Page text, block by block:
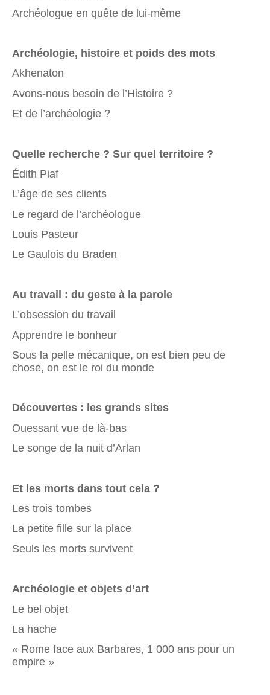
Archéologue en quête de lui-même
Archéologie, histoire et poids des mots
Akhenaton
Avons-nous besoin de l’Histoire ?
Et de l’archéologie ?
Quelle recherche ? Sur quel territoire ?
Édith Piaf
L’âge de ses clients
Le regard de l’archéologue
Louis Pasteur
Le Gaulois du Braden
Au travail : du geste à la parole
L’obsession du travail
Apprendre le bonheur
Sous la pelle mécanique, on est bien peu de
chose, on est le roi du monde
Découvertes : les grands sites
Ouessant vue de là-bas
Le songe de la nuit d’Arlan
Et les morts dans tout cela ?
Les trois tombes
La petite fille sur la place
Seuls les morts survivent
Archéologie et objets d’art
Le bel objet
La hache
« Rome face aux Barbares, 1 000 ans pour un
empire »